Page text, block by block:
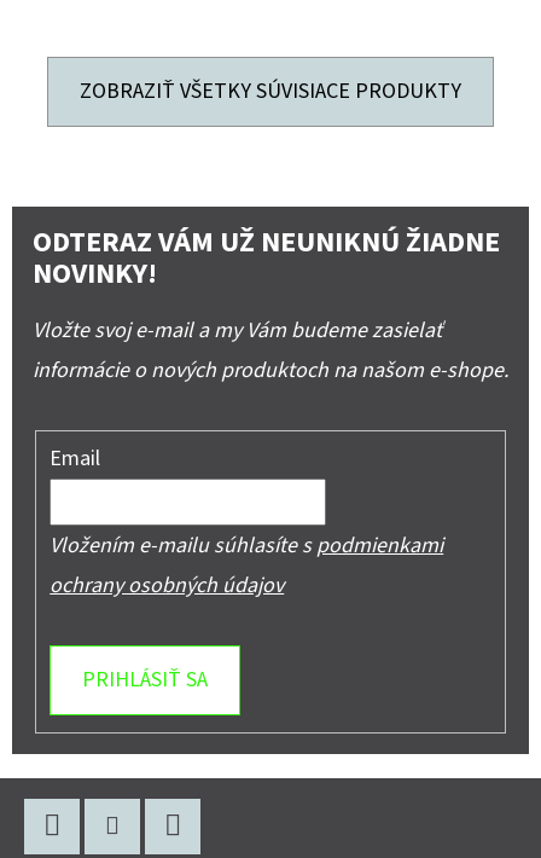
ZOBRAZIŤ VŠETKY SÚVISIACE PRODUKTY
ODTERAZ VÁM UŽ NEUNIKNÚ ŽIADNE
NOVINKY!
Vložte svoj e-mail a my Vám budeme zasielať
informácie o nových produktoch na našom e-shope.
Email
Vložením e-mailu súhlasíte spodmienkami
ochrany osobných údajov
PRIHLÁSIŤ SA